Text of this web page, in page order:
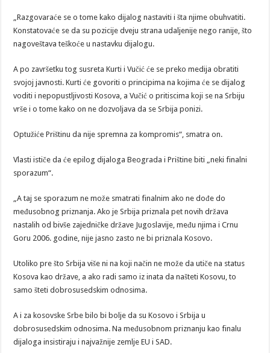
„Razgovaraće se o tome kako dijalog nastaviti i šta njime obuhvatiti.
Konstatovaće se da su pozicije dveju strana udaljenije nego ranije, što
nagoveštava teškoće u nastavku dijalogu.
A po završetku tog susreta Kurti i Vučić će se preko medija obratiti
svojoj javnosti. Kurti će govoriti o principima na kojima će se dijalog
voditi i nepopustljivosti Kosova, a Vučić o pritiscima koji se na Srbiju
vrše i o tome kako on ne dozvoljava da se Srbija ponizi.
Optužiće Prištinu da nije spremna za kompromis“, smatra on.
Vlasti ističe da će epilog dijaloga Beograda i Prištine biti „neki finalni
sporazum“.
„A taj se sporazum ne može smatrati finalnim ako ne dođe do
međusobnog priznanja. Ako je Srbija priznala pet novih država
nastalih od bivše zajedničke države Jugoslavije, među njima i Crnu
Goru 2006. godine, nije jasno zasto ne bi priznala Kosovo.
Utoliko pre što Srbija više ni na koji način ne može da utiče na status
Kosova kao države, a ako radi samo iz inata da našteti Kosovu, to
samo šteti dobrosusedskim odnosima.
A i za kosovske Srbe bilo bi bolje da su Kosovo i Srbija u
dobrosusedskim odnosima. Na međusobnom priznanju kao finalu
dijaloga insistiraju i najvažnije zemlje EU i SAD.